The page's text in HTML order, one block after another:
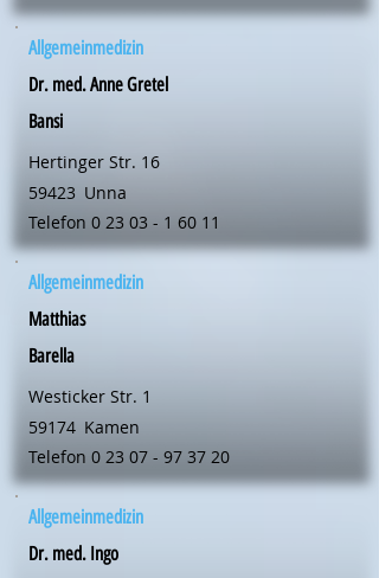
Allgemeinmedizin
Dr. med. Anne Gretel
Bansi
Hertinger Str. 16
59423 Unna
Telefon 0 23 03 - 1 60 11
Allgemeinmedizin
Matthias
Barella
Westicker Str. 1
59174 Kamen
Telefon 0 23 07 - 97 37 20
Allgemeinmedizin
Dr. med. Ingo